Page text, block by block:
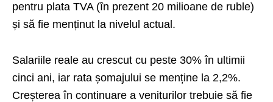
pentru plata TVA (în prezent 20 milioane de ruble)
și să fie menținut la nivelul actual.
Salariile reale au crescut cu peste 30% în ultimii
cinci ani, iar rata șomajului se menține la 2,2%.
Creșterea în continuare a veniturilor trebuie să fie